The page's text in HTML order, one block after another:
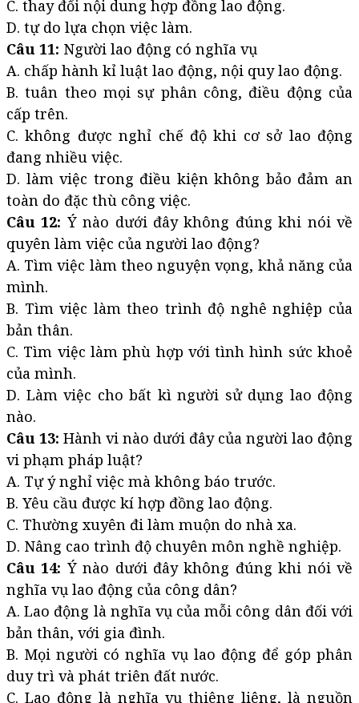
C. thay đổi nội dung hợp đồng lao động.
D. tự do lựa chọn việc làm.
Câu 11: Người lao động có nghĩa vụ
A. chấp hành kỉ luật lao động, nội quy lao động.
B. tuân theo mọi sự phân công, điều động của
cấp trên.
C. không được nghỉ chế độ khi cơ sở lao động
đang nhiều việc.
D. làm việc trong điều kiện không bảo đảm an
toàn do đặc thù công việc.
Câu 12: Ý nào dưới đây không đúng khi nói về
quyên làm việc của người lao động?
A. Tìm việc làm theo nguyện vọng, khả năng của
mình.
B. Tìm việc làm theo trình độ nghê nghiệp của
bản thân.
C. Tìm việc làm phù hợp với tình hình sức khoẻ
của mình.
D. Làm việc cho bất kì người sử dụng lao động
nào.
Câu 13: Hành vi nào dưới đây của người lao động
vi phạm pháp luật?
A. Tự ý nghỉ việc mà không báo trước.
B. Yêu cầu được kí hợp đồng lao động.
C. Thường xuyên đi làm muộn do nhà xa.
D. Nâng cao trình độ chuyên môn nghề nghiệp.
Câu 14: Ý nào dưới đây không đúng khi nói về
nghĩa vụ lao động của công dân?
A. Lao động là nghĩa vụ của mỗi công dân đối với
bản thân, với gia đình.
B. Mọi người có nghĩa vụ lao động để góp phân
duy trì và phát triên đất nước.
C. Lao động là nghĩa vụ thiêng liêng, là nguồn